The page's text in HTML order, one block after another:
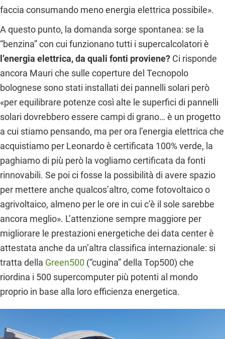
faccia consumando meno energia elettrica possibile».
A questo punto, la domanda sorge spontanea: se la
“benzina” con cui funzionano tutti i supercalcolatori è
l’energia elettrica, da quali fonti proviene? Ci risponde
ancora Mauri che sulle coperture del Tecnopolo
bolognese sono stati installati dei pannelli solari però
«per equilibrare potenze così alte le superfici di pannelli
solari dovrebbero essere campi di grano… è un progetto
a cui stiamo pensando, ma per ora l’energia elettrica che
acquistiamo per Leonardo è certificata 100% verde, la
paghiamo di più però la vogliamo certificata da fonti
rinnovabili. Se poi ci fosse la possibilità di avere spazio
per mettere anche qualcos’altro, come fotovoltaico o
agrivoltaico, almeno per le ore in cui c’è il sole sarebbe
ancora meglio». L’attenzione sempre maggiore per
migliorare le prestazioni energetiche dei data center è
attestata anche da un’altra classifica internazionale: si
tratta della Green500 (“cugina” della Top500) che
riordina i 500 supercomputer più potenti al mondo
proprio in base alla loro efficienza energetica.